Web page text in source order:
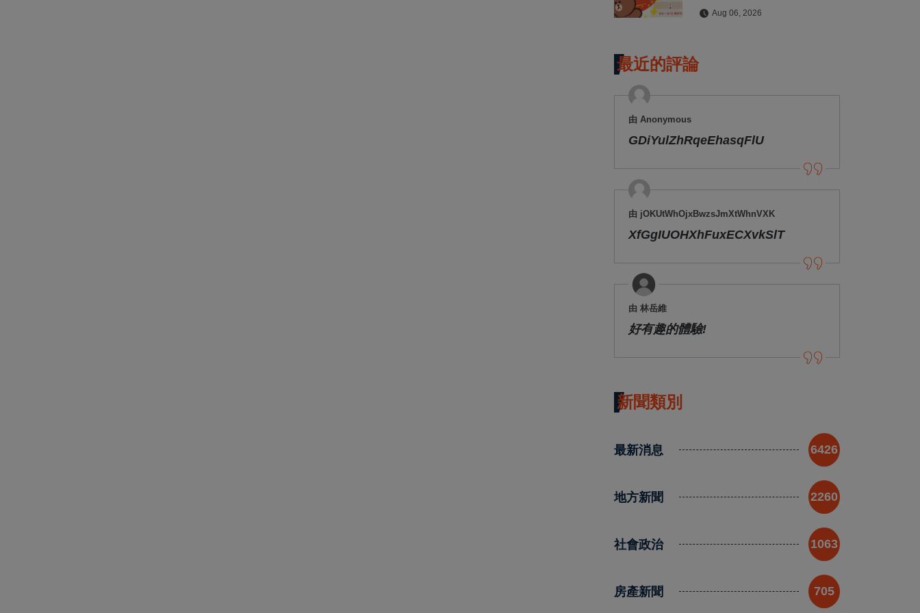
Aug 06, 2026
最近的評論
由 Anonymous
GDiYulZhRqeEhasqFlU
由 jOKUtWhOjxBwzsJmXtWhnVXK
XfGgIUOHXhFuxECXvkSlT
由 林岳維
好有趣的體驗!
新聞類別
最新消息 6426
地方新聞 2260
社會政治 1063
房產新聞 705